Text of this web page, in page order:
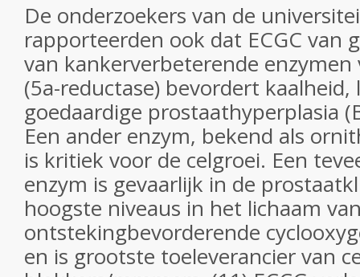
De onderzoekers van de
rapporteerden ook dat ECGC van
van kankerverbeterende
(5a-reductase) bevordert kaalheid,
goedaardige prostaathyperplasia
Een ander enzym, bekend als
is kritiek voor de celgroei. Een
enzym is gevaarlijk in de
hoogste niveaus in het lichaam
ontstekingbevorderende
en is grootste toeleverancier van